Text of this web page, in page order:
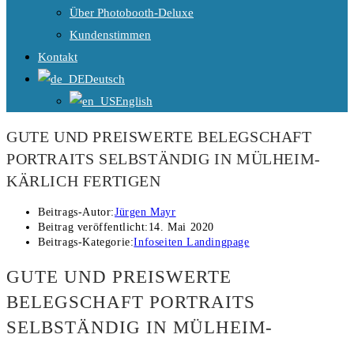
Über Photobooth-Deluxe
Kundenstimmen
Kontakt
Deutsch
English
GUTE UND PREISWERTE BELEGSCHAFT
PORTRAITS SELBSTÄNDIG IN MÜLHEIM-
KÄRLICH FERTIGEN
Beitrags-Autor:Jürgen Mayr
Beitrag veröffentlicht: 14. Mai 2020
Beitrags-Kategorie:Infoseiten Landingpage
GUTE UND PREISWERTE
BELEGSCHAFT PORTRAITS
SELBSTÄNDIG IN MÜLHEIM-